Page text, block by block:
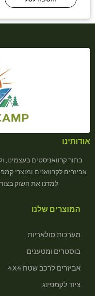
אודותינו
בתור קרוואניסטים בעצמינו,
אביזרים לקרוואנים ומוצרי
למדנו את השוק
המוצרים שלנו
מערכות סולאריות
בוסטרים ומטענים
אביזרים לרכב שטח 4X4
ציוד לקמפינג